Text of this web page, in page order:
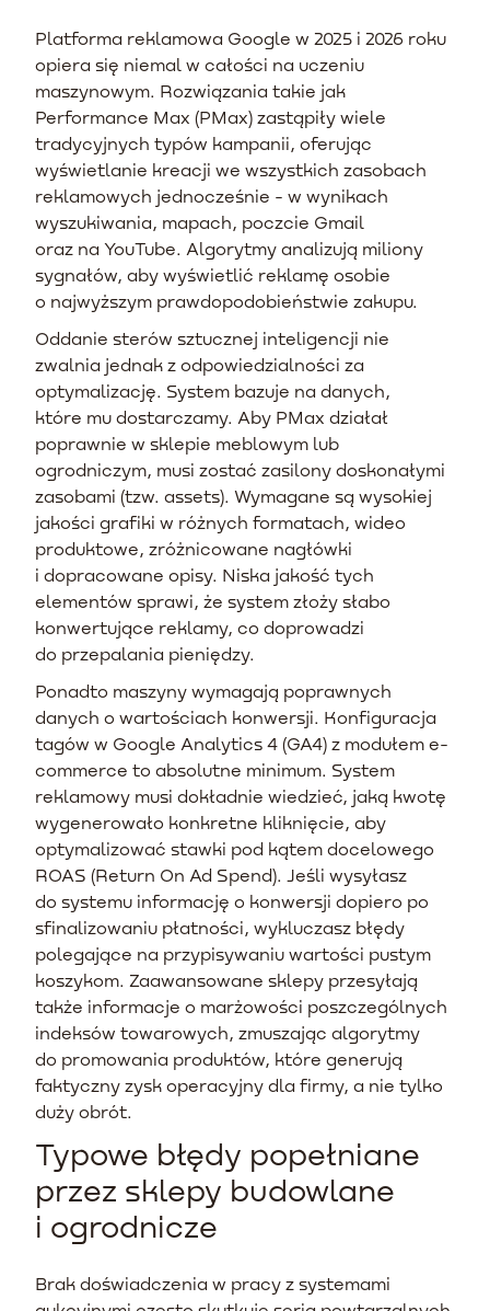
Platforma reklamowa Google w 2025 i 2026 roku
opiera się niemal w całości na uczeniu
maszynowym. Rozwiązania takie jak
Performance Max (PMax) zastąpiły wiele
tradycyjnych typów kampanii, oferując
wyświetlanie kreacji we wszystkich zasobach
reklamowych jednocześnie - w wynikach
wyszukiwania, mapach, poczcie Gmail
oraz na YouTube. Algorytmy analizują miliony
sygnałów, aby wyświetlić reklamę osobie
o najwyższym prawdopodobieństwie zakupu.
Oddanie sterów sztucznej inteligencji nie
zwalnia jednak z odpowiedzialności za
optymalizację. System bazuje na danych,
które mu dostarczamy. Aby PMax działał
poprawnie w sklepie meblowym lub
ogrodniczym, musi zostać zasilony doskonałymi
zasobami (tzw. assets). Wymagane są wysokiej
jakości grafiki w różnych formatach, wideo
produktowe, zróżnicowane nagłówki
i dopracowane opisy. Niska jakość tych
elementów sprawi, że system złoży słabo
konwertujące reklamy, co doprowadzi
do przepalania pieniędzy.
Ponadto maszyny wymagają poprawnych
danych o wartościach konwersji. Konfiguracja
tagów w Google Analytics 4 (GA4) z modułem e-
commerce to absolutne minimum. System
reklamowy musi dokładnie wiedzieć, jaką kwotę
wygenerowało konkretne kliknięcie, aby
optymalizować stawki pod kątem docelowego
ROAS (Return On Ad Spend). Jeśli wysyłasz
do systemu informację o konwersji dopiero po
sfinalizowaniu płatności, wykluczasz błędy
polegające na przypisywaniu wartości pustym
koszykom. Zaawansowane sklepy przesyłają
także informacje o marżowości poszczególnych
indeksów towarowych, zmuszając algorytmy
do promowania produktów, które generują
faktyczny zysk operacyjny dla firmy, a nie tylko
duży obrót.
Typowe błędy popełniane
przez sklepy budowlane
i ogrodnicze
Brak doświadczenia w pracy z systemami